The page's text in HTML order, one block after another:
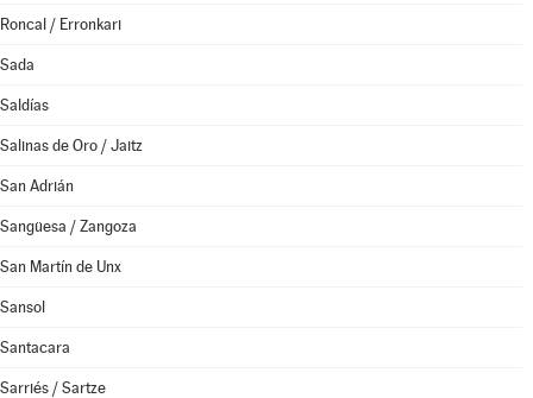
Roncal / Erronkari
Sada
Saldías
Salinas de Oro / Jaitz
San Adrián
Sangüesa / Zangoza
San Martín de Unx
Sansol
Santacara
Sarriés / Sartze